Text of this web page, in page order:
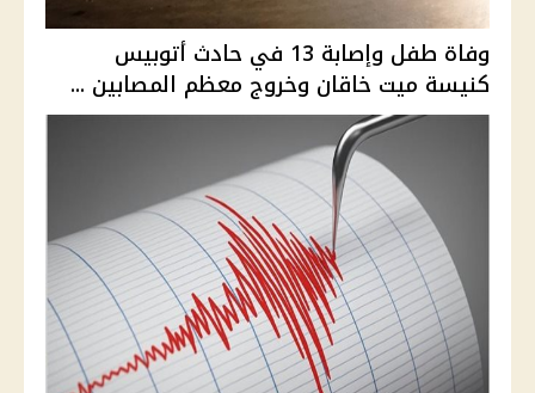
وفاة طفل وإصابة 13 في حادث أتوبيس
كنيسة ميت خاقان وخروج معظم المصابين ...